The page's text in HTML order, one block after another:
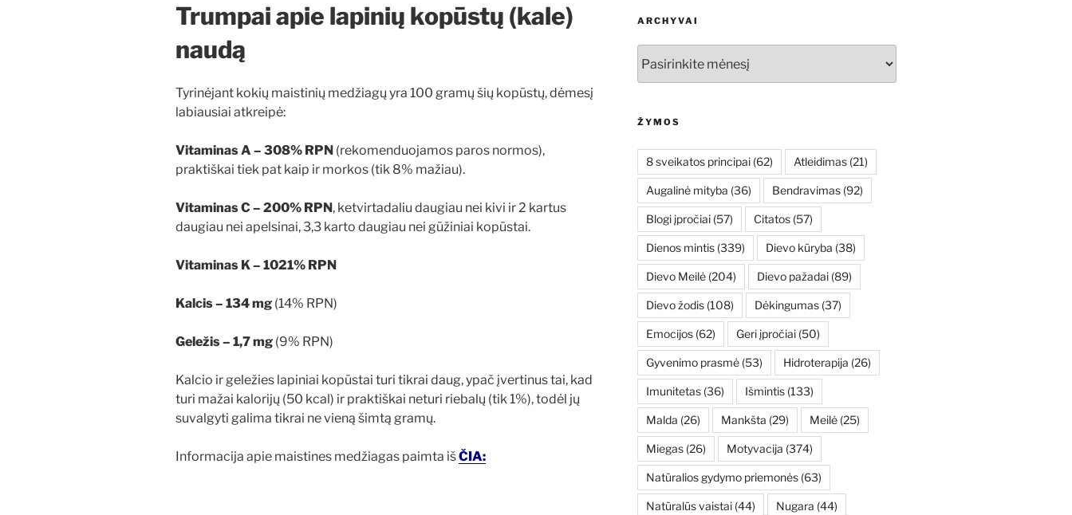
Trumpai apie lapinių kopūstų (kale)
naudą
Tyrinėjant kokių maistinių medžiagų yra 100 gramų šių kopūstų, dėmesį
labiausiai atkreipė:
Vitaminas A – 308% RPN (rekomenduojamos paros normos),
praktiškai tiek pat kaip ir morkos (tik 8% mažiau).
Vitaminas C – 200% RPN, ketvirtadaliu daugiau nei kivi ir 2 kartus
daugiau nei apelsinai, 3,3 karto daugiau nei gūžiniai kopūstai.
Vitaminas K – 1021% RPN
Kalcis – 134 mg (14% RPN)
Geležis – 1,7 mg (9% RPN)
Kalcio ir geležies lapiniai kopūstai turi tikrai daug, ypač įvertinus tai, kad
turi mažai kalorijų (50 kcal) ir praktiškai neturi riebalų (tik 1%), todėl jų
suvalgyti galima tikrai ne vieną šimtą gramų.
Informacija apie maistines medžiagas paimta išČIA:
ARCHYVAI
ŽYMOS
8 sveikatos principai(62) Atleidimas(21)
Augalinė mityba (36) Bendravimas(92)
Blogi įpročiai(57) Citatos(57)
Dienos mintis(339) Dievo kūryba (38)
Dievo Meilė(204) Dievo pažadai(89)
Dievo žodis(108) Dėkingumas(37)
Emocijos(62) Geri įpročiai(50)
Gyvenimo prasmė(53) Hidroterapija (26)
Imunitetas(36) Išmintis(133)
Malda (26) Mankšta (29) Meilė(25)
Miegas(26) Motyvacija (374)
Natūralios gydymo priemonės(63)
Natūralūs vaistai(44) Nugara (44)